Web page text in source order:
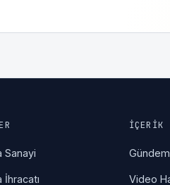
Sanayi
İhracatı
İÇERIK
Gündem
Video